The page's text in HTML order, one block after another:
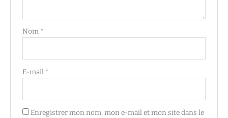
Nom *
E-mail *
Enregistrer mon nom, mon e-mail et mon site dans le